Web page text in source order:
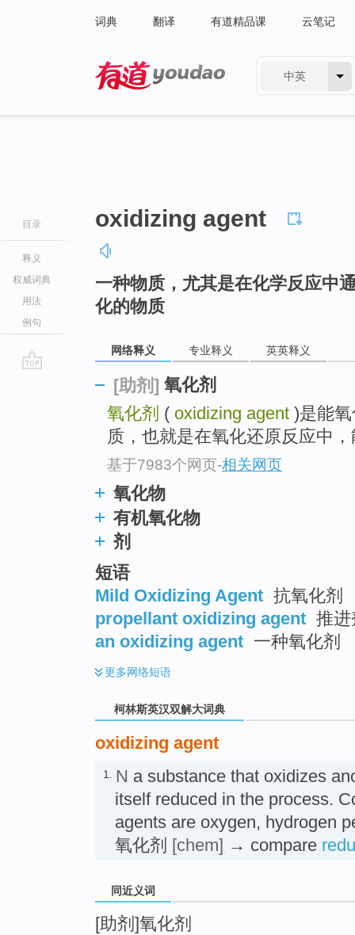
词典 翻译 有道精品课 云笔记
中英
目录
释义
权威词典
用法
例句
oxidizing agent
一种物质，尤其是在化学反应中
化的物质
网络释义 专业释义 英英释义
[助剂] 氧化剂
氧化剂 ( oxidizing agent )是能
质，也就是在氧化还原反应中
基于7983个网页-相关网页
氧化物
有机氧化物
剂
短语
Mild Oxidizing Agent 抗氧化剂
propellant oxidizing agent 推
an oxidizing agent 一种氧化剂
更多网络短语
柯林斯英汉双解大词典
oxidizing agent
1. N a substance that oxidizes
itself reduced in the process.
agents are oxygen, hydrogen
氧化剂 [chem] → compare
同近义词
[助剂]氧化剂